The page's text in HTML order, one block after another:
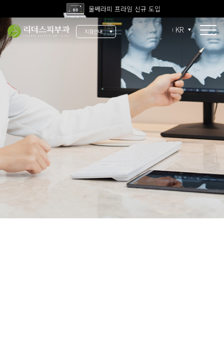
울쎄라피 프라임 신규 도입
고압산소치료 신규 도입
전 지점 피부과 전문의 진료
울쎄라피 프라임 신규 도입
지점안내 KR
리더스 소개
리더스 히스토리
의료진 소개
지점 안내
인재 채용